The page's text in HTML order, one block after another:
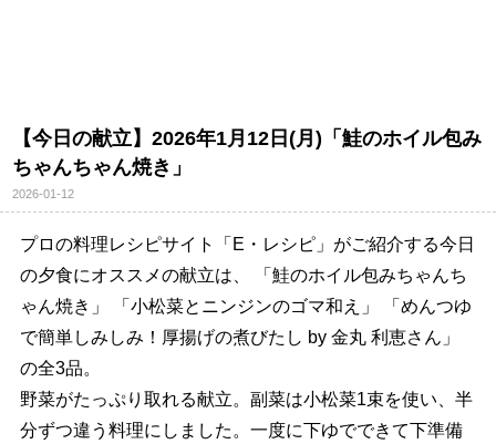
【今日の献立】2026年1月12日(月)「鮭のホイル包み
ちゃんちゃん焼き」
2026-01-12
プロの料理レシピサイト「E・レシピ」がご紹介する今日
の夕食にオススメの献立は、 「鮭のホイル包みちゃんち
ゃん焼き」 「小松菜とニンジンのゴマ和え」 「めんつゆ
で簡単しみしみ！厚揚げの煮びたし by 金丸 利恵さん」
の全3品。
野菜がたっぷり取れる献立。副菜は小松菜1束を使い、半
分ずつ違う料理にしました。一度に下ゆでできて下準備